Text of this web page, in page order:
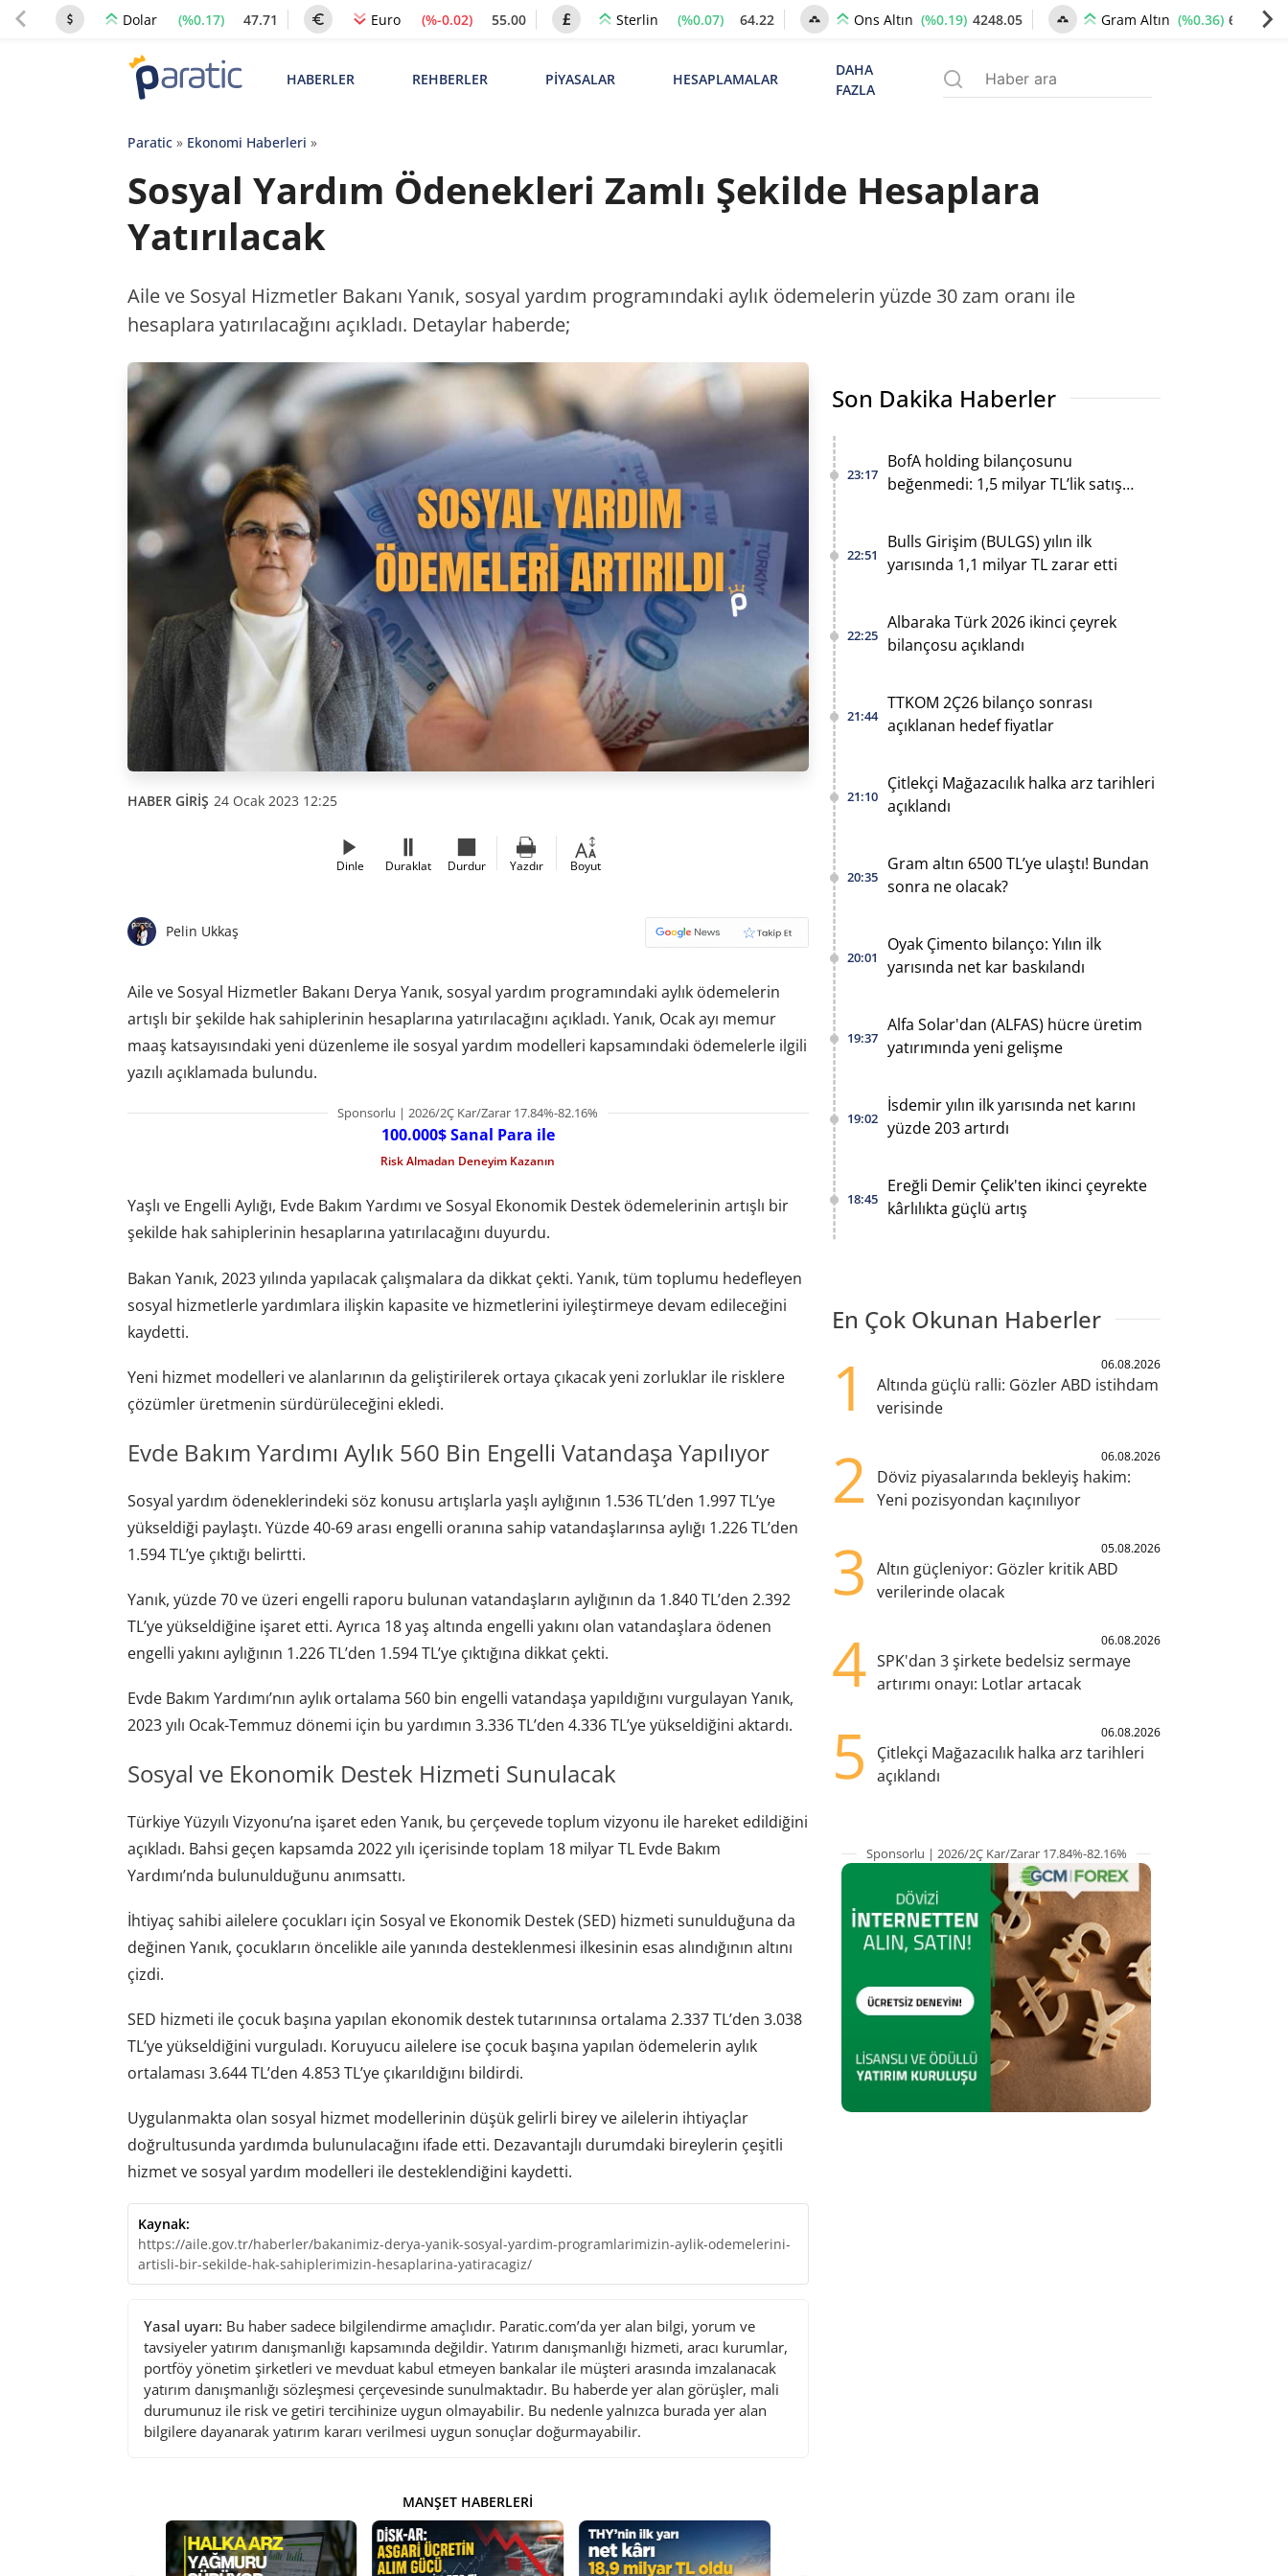
Dolar (%0.17) 47.71 Euro (%-0.02) 55.00 Sterlin (%0.07) 64.22 Ons Altın (%0.19) 4248.05 Gram Altın (%0.36) 6516.02
HABERLER REHBERLER PİYASALAR HESAPLAMALAR
DAHA
FAZLA
Paratic» Ekonomi Haberleri »
Sosyal Yardım Ödenekleri Zamlı Şekilde Hesaplara
Yatırılacak
Aile ve Sosyal Hizmetler Bakanı Yanık, sosyal yardım programındaki aylık ödemelerin yüzde 30 zam oranı ile
hesaplara yatırılacağını açıkladı. Detaylar haberde;
HABER GİRİŞ 24 Ocak 2023 12:25
Dinle Duraklat Durdur Yazdır Boyut
Pelin Ukkaş
Aile ve Sosyal Hizmetler Bakanı Derya Yanık, sosyal yardım programındaki aylık ödemelerin
artışlı bir şekilde hak sahiplerinin hesaplarına yatırılacağını açıkladı. Yanık, Ocak ayı memur
maaş katsayısındaki yeni düzenleme ile sosyal yardım modelleri kapsamındaki ödemelerle ilgili
yazılı açıklamada bulundu.
Sponsorlu | 2026/2Ç Kar/Zarar 17.84%-82.16%
100.000$ Sanal Para ile
Risk Almadan Deneyim Kazanın
Yaşlı ve Engelli Aylığı, Evde Bakım Yardımı ve Sosyal Ekonomik Destek ödemelerinin artışlı bir
şekilde hak sahiplerinin hesaplarına yatırılacağını duyurdu.
Bakan Yanık, 2023 yılında yapılacak çalışmalara da dikkat çekti. Yanık, tüm toplumu hedefleyen
sosyal hizmetlerle yardımlara ilişkin kapasite ve hizmetlerini iyileştirmeye devam edileceğini
kaydetti.
Yeni hizmet modelleri ve alanlarının da geliştirilerek ortaya çıkacak yeni zorluklar ile risklere
çözümler üretmenin sürdürüleceğini ekledi.
Evde Bakım Yardımı Aylık 560 Bin Engelli Vatandaşa Yapılıyor
Sosyal yardım ödeneklerindeki söz konusu artışlarla yaşlı aylığının 1.536 TL’den 1.997 TL’ye
yükseldiği paylaştı. Yüzde 40-69 arası engelli oranına sahip vatandaşlarınsa aylığı 1.226 TL’den
1.594 TL’ye çıktığı belirtti.
Yanık, yüzde 70 ve üzeri engelli raporu bulunan vatandaşların aylığının da 1.840 TL’den 2.392
TL’ye yükseldiğine işaret etti. Ayrıca 18 yaş altında engelli yakını olan vatandaşlara ödenen
engelli yakını aylığının 1.226 TL’den 1.594 TL’ye çıktığına dikkat çekti.
Evde Bakım Yardımı’nın aylık ortalama 560 bin engelli vatandaşa yapıldığını vurgulayan Yanık,
2023 yılı Ocak-Temmuz dönemi için bu yardımın 3.336 TL’den 4.336 TL’ye yükseldiğini aktardı.
Sosyal ve Ekonomik Destek Hizmeti Sunulacak
Türkiye Yüzyılı Vizyonu’na işaret eden Yanık, bu çerçevede toplum vizyonu ile hareket edildiğini
açıkladı. Bahsi geçen kapsamda 2022 yılı içerisinde toplam 18 milyar TL Evde Bakım
Yardımı’nda bulunulduğunu anımsattı.
İhtiyaç sahibi ailelere çocukları için Sosyal ve Ekonomik Destek (SED) hizmeti sunulduğuna da
değinen Yanık, çocukların öncelikle aile yanında desteklenmesi ilkesinin esas alındığının altını
çizdi.
SED hizmeti ile çocuk başına yapılan ekonomik destek tutarınınsa ortalama 2.337 TL’den 3.038
TL’ye yükseldiğini vurguladı. Koruyucu ailelere ise çocuk başına yapılan ödemelerin aylık
ortalaması 3.644 TL’den 4.853 TL’ye çıkarıldığını bildirdi.
Uygulanmakta olan sosyal hizmet modellerinin düşük gelirli birey ve ailelerin ihtiyaçlar
doğrultusunda yardımda bulunulacağını ifade etti. Dezavantajlı durumdaki bireylerin çeşitli
hizmet ve sosyal yardım modelleri ile desteklendiğini kaydetti.
Kaynak:
https://aile.gov.tr/haberler/bakanimiz-derya-yanik-sosyal-yardim-programlarimizin-aylik-odemelerini-
artisli-bir-sekilde-hak-sahiplerimizin-hesaplarina-yatiracagiz/
Yasal uyarı: Bu haber sadece bilgilendirme amaçlıdır. Paratic.com’da yer alan bilgi, yorum ve
tavsiyeler yatırım danışmanlığı kapsamında değildir. Yatırım danışmanlığı hizmeti, aracı kurumlar,
portföy yönetim şirketleri ve mevduat kabul etmeyen bankalar ile müşteri arasında imzalanacak
yatırım danışmanlığı sözleşmesi çerçevesinde sunulmaktadır. Bu haberde yer alan görüşler, mali
durumunuz ile risk ve getiri tercihinize uygun olmayabilir. Bu nedenle yalnızca burada yer alan
bilgilere dayanarak yatırım kararı verilmesi uygun sonuçlar doğurmayabilir.
MANŞET HABERLERI
Son Dakika Haberler
23:17
BofA holding bilançosunu
beğenmedi: 1,5 milyar TL’lik satış
22:51
Bulls Girişim (BULGS) yılın ilk
yarısında 1,1 milyar TL zarar etti
22:25
Albaraka Türk 2026 ikinci çeyrek
bilançosu açıklandı
21:44
TTKOM 2Ç26 bilanço sonrası
açıklanan hedef fiyatlar
21:10
Çitlekçi Mağazacılık halka arz tarihleri
açıklandı
20:35
Gram altın 6500 TL’ye ulaştı! Bundan
sonra ne olacak?
20:01
Oyak Çimento bilanço: Yılın ilk
yarısında net kar baskılandı
19:37
Alfa Solar'dan (ALFAS) hücre üretim
yatırımında yeni gelişme
19:02
İsdemir yılın ilk yarısında net karını
yüzde 203 artırdı
18:45
Ereğli Demir Çelik'ten ikinci çeyrekte
kârlılıkta güçlü artış
En Çok Okunan Haberler
1 06.08.2026
Altında güçlü ralli: Gözler ABD istihdam
verisinde
2 06.08.2026
Döviz piyasalarında bekleyiş hakim:
Yeni pozisyondan kaçınılıyor
3 05.08.2026
Altın güçleniyor: Gözler kritik ABD
verilerinde olacak
4 06.08.2026
SPK'dan 3 şirkete bedelsiz sermaye
artırımı onayı: Lotlar artacak
5 06.08.2026
Çitlekçi Mağazacılık halka arz tarihleri
açıklandı
Sponsorlu | 2026/2Ç Kar/Zarar 17.84%-82.16%